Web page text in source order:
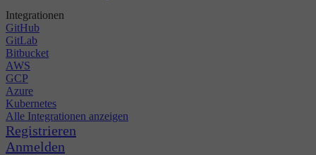
Integrationen
GitHub
GitLab
Bitbucket
AWS
GCP
Azure
Kubernetes
Alle Integrationen anzeigen
Registrieren
Anmelden